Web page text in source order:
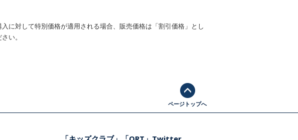
に対して特別価格が適用される場合、販売価格は「割引価格」とし
い。
ページトップへ